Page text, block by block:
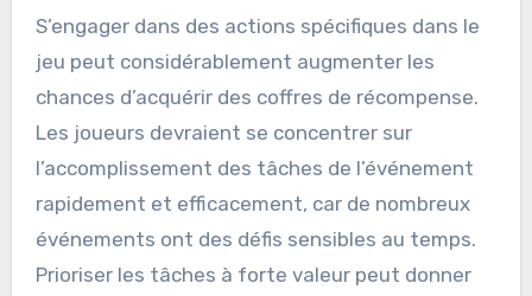
S’engager dans des actions spécifiques dans le
jeu peut considérablement augmenter les
chances d’acquérir des coffres de récompense.
Les joueurs devraient se concentrer sur
l’accomplissement des tâches de l’événement
rapidement et efficacement, car de nombreux
événements ont des défis sensibles au temps.
Prioriser les tâches à forte valeur peut donner